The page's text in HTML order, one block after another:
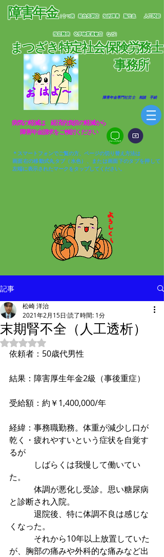
障害年金（うつ病 統合失調症 知的障害 脳出血人工関節
指定難病 化学物質過敏症 など）
まつざき特定社会保険労務士
​事務所
​ 障害年金専門社労士 相談 手続
​病気の軽減は 経済的負担の軽減から​
​障害年金請求をご検討ください
＊スマートフォンでご覧の方、ページの切り替え方法は
画面右の移動式丸タブ（水色）、または画面下のタブを押して
左端に表示されたマークをタップしてください。​
記事
末期腎不全（人工透析）
松崎 洋治
2021年2月15日 読了時間: 1分
5つ星のうちNaNと評価されています。
依頼者：50歳代男性
結果：障害厚生年金2級（事後重症）
受給額：約￥1,400,000/年
経緯：事務職勤務。体重が減少し口が
乾く・疲れやすいという症状を自覚す
るが
しばらくは我慢して働いてい
た。
体調が悪化し受診。思い糖尿病
と診断され入院。
退院後、特に体調不良は感じな
くなった。
それから10年以上放置していた
が、胸部の痛みや外科的な痛みなど出